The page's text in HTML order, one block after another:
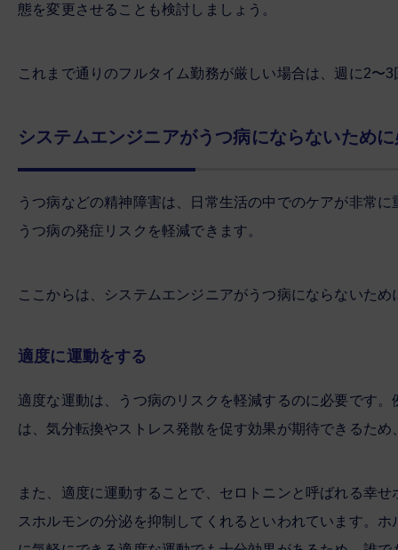
態を変更させることも検討しましょう。
これまで通りのフルタイム勤務が厳しい場合は、週に2〜
システムエンジニアがうつ病にならないため
うつ病などの精神障害は、日常生活の中でのケアが非常
うつ病の発症リスクを軽減できます。
ここからは、システムエンジニアがうつ病にならないた
適度に運動をする
適度な運動は、うつ病のリスクを軽減するのに必要です
は、気分転換やストレス発散を促す効果が期待できるた
また、適度に運動することで、セロトニンと呼ばれる幸
スホルモンの分泌を抑制してくれるといわれています。